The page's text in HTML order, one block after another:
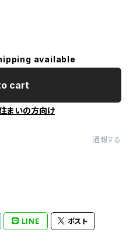
available
cart
まいの方向け
通報する
LINE ポスト